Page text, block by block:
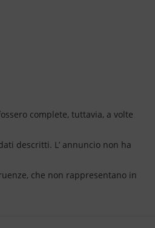
complete, tuttavia, a volte
descritti. L’ annuncio non ha
che non rappresentano in